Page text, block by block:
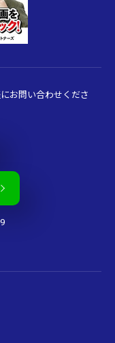
お問い合わせくださ